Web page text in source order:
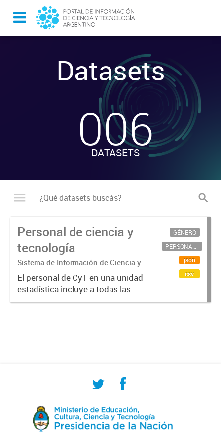
Datasets
-
006
DATASETS
Personal de ciencia y
tecnología
Sistema de Información de Ciencia y
Tecnología Argentino (SICYTAR)
El personal de CyT en una unidad
estadística incluye a todas las
personas involucradas
GÉNERO
PERSONAL CIENTÍFICO-TECNOLÓGICO
json
csv